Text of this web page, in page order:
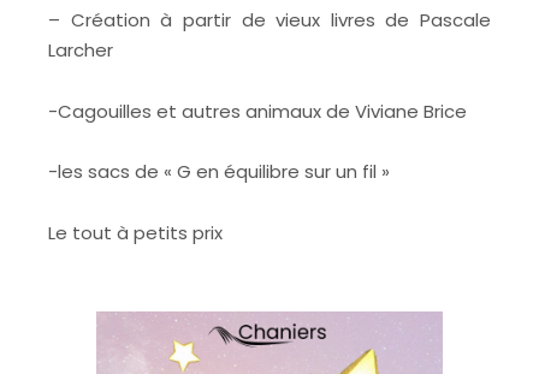
– Création à partir de vieux livres de Pascale
Larcher
-Cagouilles et autres animaux de Viviane Brice
-les sacs de « G en équilibre sur un fil »
Le tout à petits prix